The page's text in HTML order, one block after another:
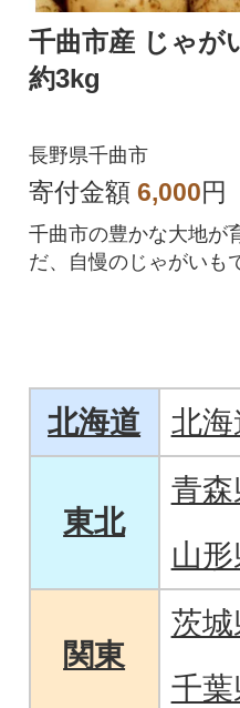
千曲市産 じゃが
約3kg
長野県千曲市
寄付金額 6,000円
千曲市の豊かな大地が
だ、自慢のじゃがいも
北海道 北海
東北
青森
山
関東
茨城
千葉